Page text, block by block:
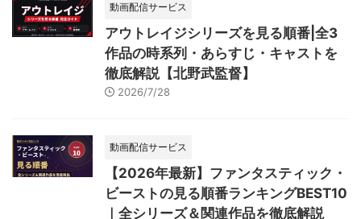
動画配信サービス
アウトレイジシリーズを見る順番|全3
作品の時系列・あらすじ・キャストを
徹底解説【北野武監督】
2026/7/28
動画配信サービス
【2026年最新】ファンタスティック・
ビーストの見る順番ランキングBEST10
｜全シリーズ＆関連作品を徹底解説